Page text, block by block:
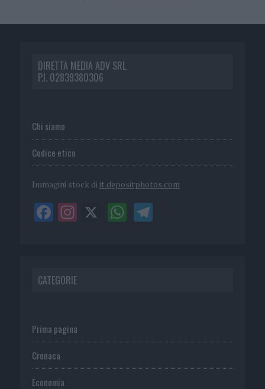
DIRETTA MEDIA ADV SRL
P.I. 02839380306
Chi siamo
Codice etico
Immagini stock di it.depositphotos.com
CATEGORIE
Prima pagina
Cronaca
Economia